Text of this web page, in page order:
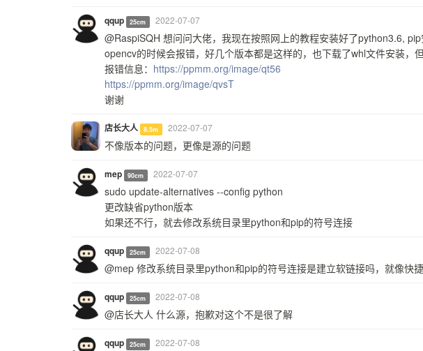
qqup 25cm 2022-07-07
@RaspiSQH 想问问大佬，我现在按照网上的教程安装好了python3.6,
opencv的时候会报错，好几个版本都是这样的，也下载了whl文件安装，但
报错信息： https://ppmm.org/image/qt56
https://ppmm.org/image/qvsT
谢谢
店长大人 8.5m 2022-07-07
不像版本的问题，更像是源的问题
mep 90cm 2022-07-07
sudo update-alternatives --config python
更改缺省python版本
如果还不行，就去修改系统目录里python和pip的符号连接
qqup 25cm 2022-07-08
@mep 修改系统目录里python和pip的符号连接是建立软链接吗，就像快
qqup 25cm 2022-07-08
@店长大人 什么源，抱歉对这个不是很了解
qqup 25cm 2022-07-08